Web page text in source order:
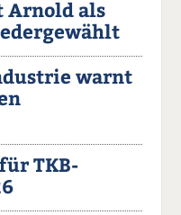
Arnold als
warnt
TKB-